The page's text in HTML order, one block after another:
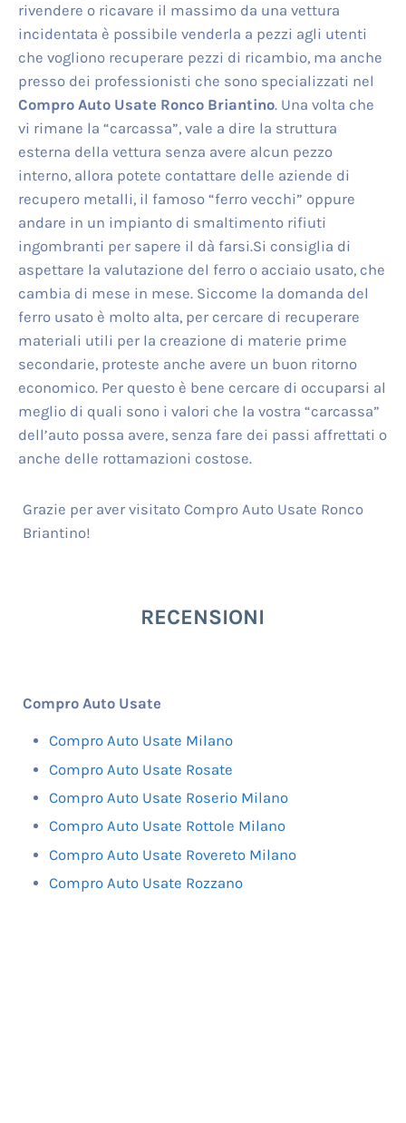
rivendere o ricavare il massimo da una vettura
incidentata è possibile venderla a pezzi agli utenti
che vogliono recuperare pezzi di ricambio, ma anche
presso dei professionisti che sono specializzati nel
Compro Auto Usate Ronco Briantino. Una volta che
vi rimane la “carcassa”, vale a dire la struttura
esterna della vettura senza avere alcun pezzo
interno, allora potete contattare delle aziende di
recupero metalli, il famoso “ferro vecchi” oppure
andare in un impianto di smaltimento rifiuti
ingombranti per sapere il dà farsi.Si consiglia di
aspettare la valutazione del ferro o acciaio usato, che
cambia di mese in mese. Siccome la domanda del
ferro usato è molto alta, per cercare di recuperare
materiali utili per la creazione di materie prime
secondarie, proteste anche avere un buon ritorno
economico. Per questo è bene cercare di occuparsi al
meglio di quali sono i valori che la vostra “carcassa”
dell’auto possa avere, senza fare dei passi affrettati o
anche delle rottamazioni costose.
Grazie per aver visitato Compro Auto Usate Ronco
Briantino!
RECENSIONI
Compro Auto Usate
Compro Auto Usate Milano
Compro Auto Usate Rosate
Compro Auto Usate Roserio Milano
Compro Auto Usate Rottole Milano
Compro Auto Usate Rovereto Milano
Compro Auto Usate Rozzano